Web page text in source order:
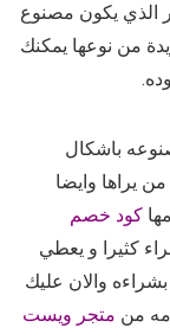
الذي يكون مصنوع
من نوعها يمكنك
باشكال
يراها وايضا
كود خصم
كثيرا و يعطي
والان عليك
من متجر ويست